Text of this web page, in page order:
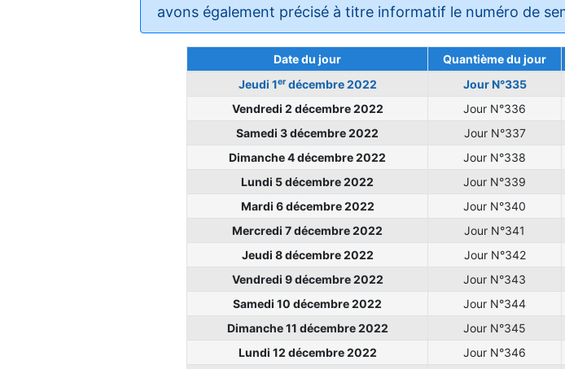
avons également précisé à titre informatif le numéro de
Date du jour Quantième du jour
Jeudi 1erdécembre 2022 Jour N°335
Vendredi 2 décembre 2022
Jour N°336
Samedi 3 décembre 2022
Jour N°337
Dimanche 4 décembre 2022
Jour N°338
Lundi 5 décembre 2022
Jour N°339
Mardi 6 décembre 2022
Jour N°340
Mercredi 7 décembre 2022
Jour N°341
Jeudi 8 décembre 2022
Jour N°342
Vendredi 9 décembre 2022
Jour N°343
Samedi 10 décembre 2022
Jour N°344
Dimanche 11 décembre 2022
Jour N°345
Lundi 12 décembre 2022
Jour N°346